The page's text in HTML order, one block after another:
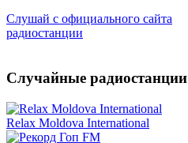
Слушай с официального сайта
радиостанции
Случайные радиостанции
Relax Moldova International